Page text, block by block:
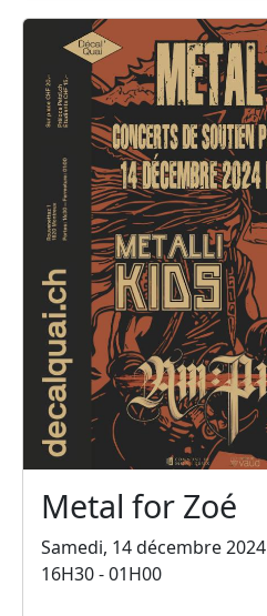
Metal for Zoé
Samedi, 14 décembre 2024
16H30 - 01H00